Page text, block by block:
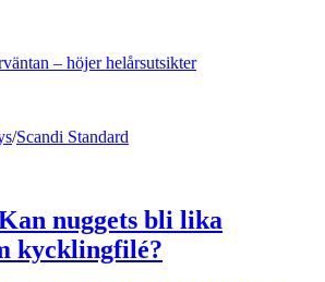
– höjer helårsutsikter
/Scandi Standard
nuggets bli lika
kycklingfilé?